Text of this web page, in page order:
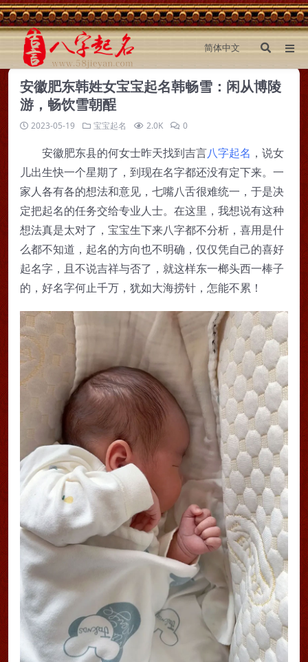
安徽肥东韩姓女宝宝起名韩畅雪：闲从博陵
游，畅饮雪朝酲
2023-05-19 宝宝起名 2.0K 0
安徽肥东县的何女士昨天找到吉言八字起名 ，说女
儿出生快一个星期了，到现在名字都还没有定下来。一
家人各有各的想法和意见，七嘴八舌很难统一，于是决
定把起名的任务交给专业人士。在这里，我想说有这种
想法真是太对了，宝宝生下来八字都不分析，喜用是什
么都不知道，起名的方向也不明确，仅仅凭自己的喜好
起名字，且不说吉祥与否了，就这样东一榔头西一棒子
的，好名字何止千万，犹如大海捞针，怎能不累！